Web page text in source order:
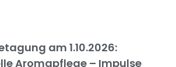
am 1.10.2026:
Aromapflege – Impulse